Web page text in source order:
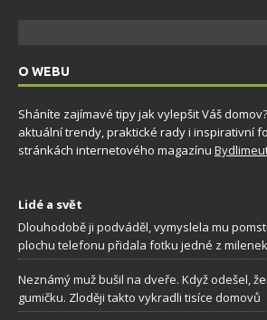
O WEBU
Sháníte zajímavé tipy jak vylepšit Váš
aktuální trendy, praktické rady i inspirativní
stránkách internetového magazínu
Lidé a svět
Dlouhodobě ji podváděl, vymyslela mu
plochu telefonu přidala fotku jedné z milenek
Neznámý muž bušil na dveře. Když odešel,
gumičku. Zloději takto vykradli tisíce domovů